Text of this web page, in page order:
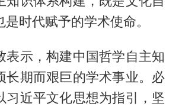
时代赋予的学术使命。
表示，构建中国哲学自主知
长期而艰巨的学术事业。必
习近平文化思想为指引，坚